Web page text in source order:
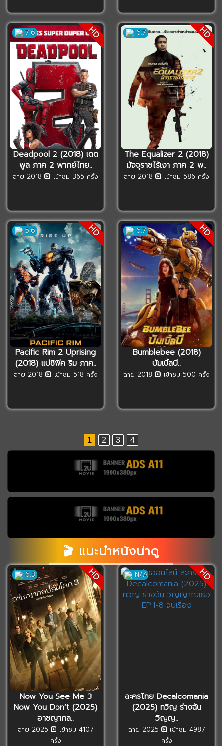
7.6 HD
Deadpool 2 (2018) เดด
พูล ภาค 2 พากย์ไทย..
ฉาย 2018 เข้าชม 365 ครั้ง
6.7 HD
The Equalizer 2 (2018)
มัจจุราชไร้เงา ภาค 2 พ..
ฉาย 2018 เข้าชม 586 ครั้ง
5.6 HD
Pacific Rim 2 Uprising
(2018) แปซิฟิค ริม ภาค..
ฉาย 2018 เข้าชม 518 ครั้ง
6.7 HD
Bumblebee (2018)
บัมเบิ้ลบี..
ฉาย 2018 เข้าชม 500 ครั้ง
1 2 3 4
🎬 แนะนำหนังน่าดู
6.3 HD
Now You See Me 3
Now You Don’t (2025)
อาชญากล..
ฉาย 2025
เข้าชม 4107
ครั้ง
N/A HD
ละครไทย Decalcomania
(2025) ทวิญ ร่างฉัน
วิญญ..
ฉาย 2025
เข้าชม 4987
ครั้ง